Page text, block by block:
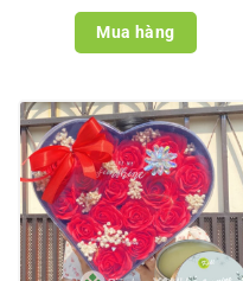
Mua hàng